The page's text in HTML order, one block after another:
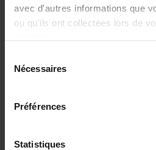
avec d'autres informations que
ou qu'ils ont collectées lors de
Nécessaires
Préférences
Statistiques
Impact (EN)